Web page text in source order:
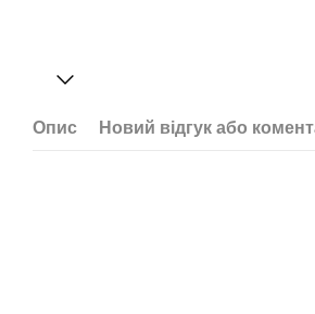
Опис Новий відгук або